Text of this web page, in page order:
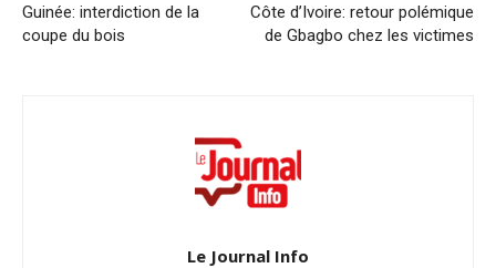
Guinée: interdiction de la
coupe du bois
Côte d’Ivoire: retour polémique
de Gbagbo chez les victimes
Le Journal Info